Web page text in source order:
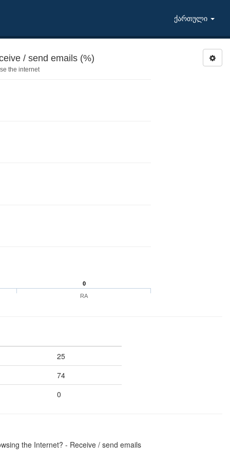
ქართული
/ send emails (%)
the internet
0
RA
25
74
0
the Internet? - Receive / send emails